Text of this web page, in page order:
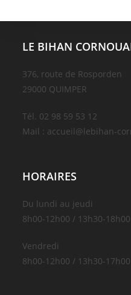
LE BIHAN
376, route de Rosporden
29000 QUIMPER
Tél. 02 98 59 53 12
Mail : accueil@lebihan-
HORAIRES
Du lundi au jeudi
8h00-12h00 / 13h30-18h00
Vendredi
8h00-12h00 / 13h30-17h00